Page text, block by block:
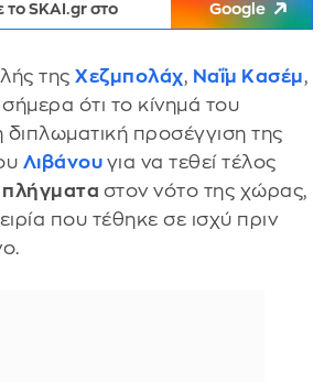
το SKAI.gr στο Google
της Χεζμπολάχ, Ναΐμ Κασέμ,
ότι το κίνημά του
διπλωματική προσέγγιση της
Λιβάνου για να τεθεί τέλος
πλήγματα στον νότο της χώρας,
που τέθηκε σε ισχύ πριν